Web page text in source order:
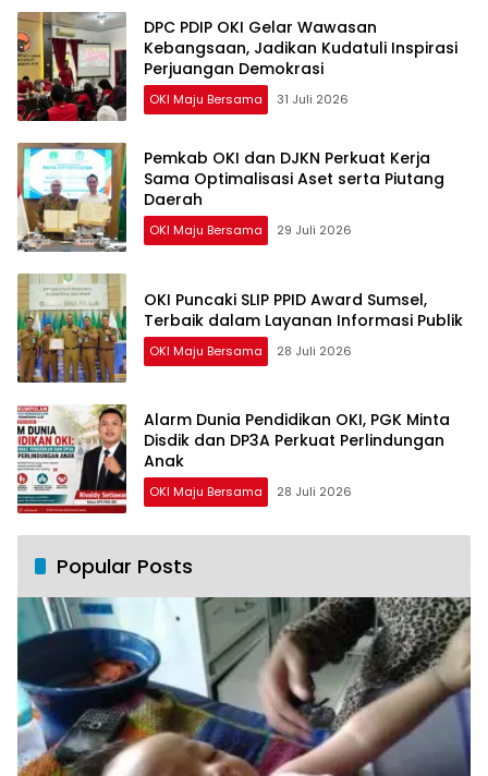
DPC PDIP OKI Gelar Wawasan
Kebangsaan, Jadikan Kudatuli Inspirasi
Perjuangan Demokrasi
OKI Maju Bersama 31 Juli 2026
Pemkab OKI dan DJKN Perkuat Kerja
Sama Optimalisasi Aset serta Piutang
Daerah
OKI Maju Bersama 29 Juli 2026
OKI Puncaki SLIP PPID Award Sumsel,
Terbaik dalam Layanan Informasi Publik
OKI Maju Bersama 28 Juli 2026
Alarm Dunia Pendidikan OKI, PGK Minta
Disdik dan DP3A Perkuat Perlindungan
Anak
OKI Maju Bersama 28 Juli 2026
Popular Posts